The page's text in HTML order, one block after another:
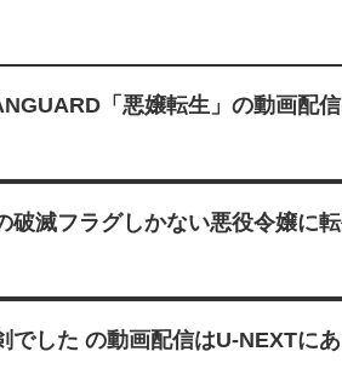
「悪嬢転生」の動画配
破滅フラグしかない悪役令嬢に
でした の動画配信はU-NEXTに